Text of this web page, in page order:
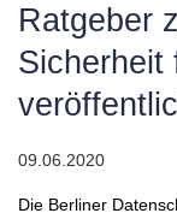
Ratgeber
Sicherheit
09.06.2020
Die Berliner